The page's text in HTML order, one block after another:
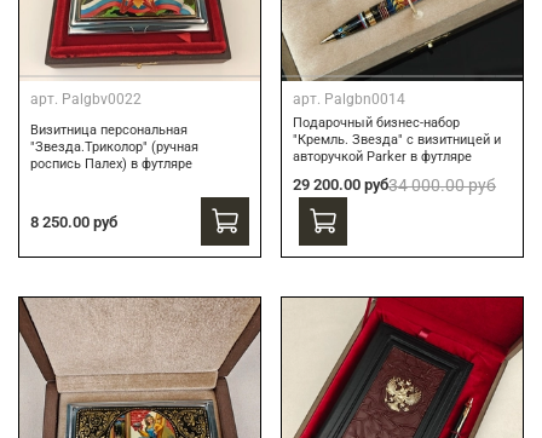
арт. Palgbv0022
Визитница персональная
"Звезда.Триколор" (ручная
роспись Палех) в футляре
8 250.00 руб
арт. Palgbn0014
Подарочный бизнес-набор
"Кремль. Звезда" с визитницей и
авторучкой Parker в футляре
29 200.00 руб34 000.00 руб